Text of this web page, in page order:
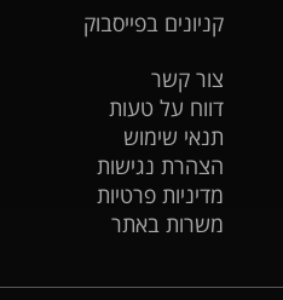
קניונים בפייסבוק
צור קשר
דווח על טעות
תנאי שימוש
הצהרת נגישות
מדיניות פרטיות
משרות באתר